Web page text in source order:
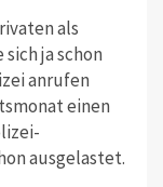
als
ja schon
anrufen
einen
ausgelastet.